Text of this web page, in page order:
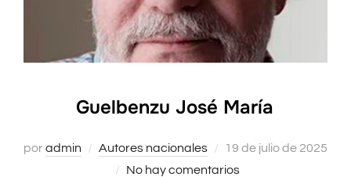
Guelbenzu José María
poradmin Autores nacionales
Publicado
el
19 de julio de 2025
No hay comentarios